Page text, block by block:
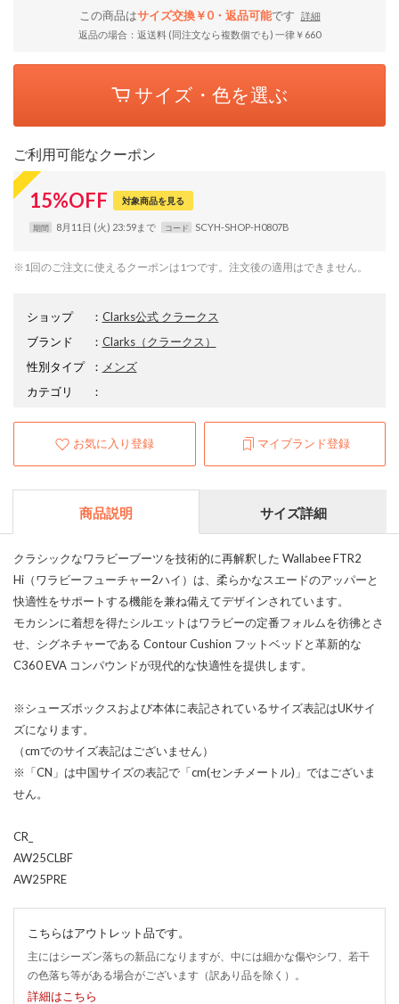
この商品はサイズ交換￥0・返品可能です
詳細
返品の場合：返送料 (同注文なら複数個でも) 一律￥660
サイズ・色を選ぶ
ご利用可能なクーポン
15%OFF 対象商品を見る
期間 8月11日 (火) 23:59まで コード SCYH-SHOP-H0807B
※1回のご注文に使えるクーポンは1つです。注文後の適用はできません。
ショップ ： Clarks公式 クラークス
ブランド
： Clarks（クラークス）
性別タイプ
： メンズ
カテゴリ
：
お気に入り登録 マイブランド登録
商品説明 サイズ詳細
クラシックなワラビーブーツを技術的に再解釈した Wallabee FTR2
Hi（ワラビーフューチャー2ハイ）は、柔らかなスエードのアッパーと
快適性をサポートする機能を兼ね備えてデザインされています。
モカシンに着想を得たシルエットはワラビーの定番フォルムを彷彿とさ
せ、シグネチャーである Contour Cushion フットベッドと革新的な
C360 EVA コンパウンドが現代的な快適性を提供します。
※シューズボックスおよび本体に表記されているサイズ表記はUKサイ
ズになります。
（cmでのサイズ表記はございません）
※「CN」は中国サイズの表記で「cm(センチメートル)」ではございま
せん。
CR_
AW25CLBF
AW25PRE
こちらはアウトレット品です。
主にはシーズン落ちの新品になりますが、中には細かな傷やシワ、若干
の色落ち等がある場合がございます（訳あり品を除く）。
詳細はこちら